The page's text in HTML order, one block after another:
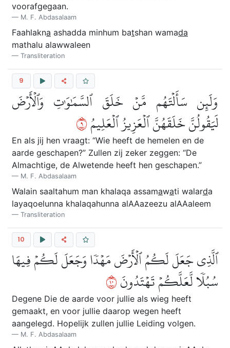
voorafgegaan.
M. F. Abdasalaam
Faahlakna ashadda minhum batshan wamada
mathalu alawwaleen
Transliteration
9
وَلَئِن سَأَلۡتَهُم مَّنۡ خَلَقَ ٱلسَّمَٰوَٰتِ وَٱلۡأَرۡضَ
لَيَقُولُنَّ خَلَقَهُنَّ ٱلۡعَزِيزُ ٱلۡعَلِيمُ٩
En als jij hen vraagt: “Wie heeft de hemelen en de
aarde geschapen?” Zullen zij zeker zeggen: “De
Almachtige, de Alwetende heeft hen geschapen.”
M. F. Abdasalaam
Walain saaltahum man khalaqa assamawati walarda
layaqoelunna khalaqahunna alAAazeezu alAAaleem
Transliteration
10
ٱلَّذِي جَعَلَ لَكُمُ ٱلۡأَرۡضَ مَهۡدٗا وَجَعَلَ لَكُمۡ فِيهَا
سُبُلٗا لَّعَلَّكُمۡ تَهۡتَدُونَ٠١
Degene Die de aarde voor jullie als wieg heeft
gemaakt, en voor jullie daarop wegen heeft
aangelegd. Hopelijk zullen jullie Leiding volgen.
M. F. Abdasalaam